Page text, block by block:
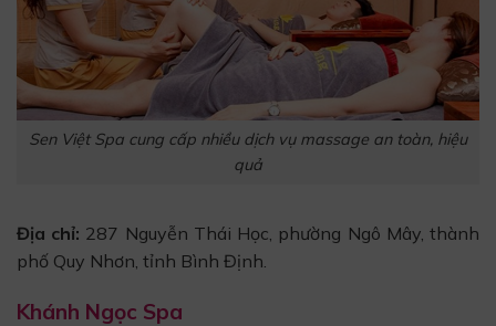
Sen Việt Spa cung cấp nhiều dịch vụ massage an toàn, hiệu
quả
Địa chỉ: 287 Nguyễn Thái Học, phường Ngô Mây, thành
phố Quy Nhơn, tỉnh Bình Định.
Khánh Ngọc Spa